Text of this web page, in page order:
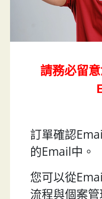
請務必留
訂單確認
的Email中。
您可以從
流程與個案